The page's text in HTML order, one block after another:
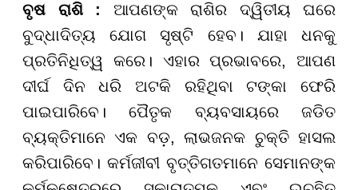
ବୃଷ ରାଶି : ଆପଣଙ୍କ ରାଶିର ଦ୍ୱିତୀୟ ଘରେ
ବୁଦ୍ଧାଦିତ୍ୟ ଯୋଗ ସୃଷ୍ଟି ହେବ। ଯାହା ଧନକୁ
ପ୍ରତିନିଧିତ୍ୱ କରେ। ଏହାର ପ୍ରଭାବରେ, ଆପଣ
ଦୀର୍ଘ ଦିନ ଧରି ଅଟକି ରହିଥିବା ଟଙ୍କା ଫେରି
ପାଇପାରିବେ। ପୈତୃକ ବ୍ୟବସାୟରେ ଜଡିତ
ବ୍ୟକ୍ତିମାନେ ଏକ ବଡ଼, ଲାଭଜନକ ଚୁକ୍ତି ହାସଲ
କରିପାରିବେ। କର୍ମଜୀବୀ ବୃତ୍ତିଗତମାନେ ସେମାନଙ୍କ